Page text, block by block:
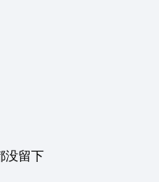
没留下